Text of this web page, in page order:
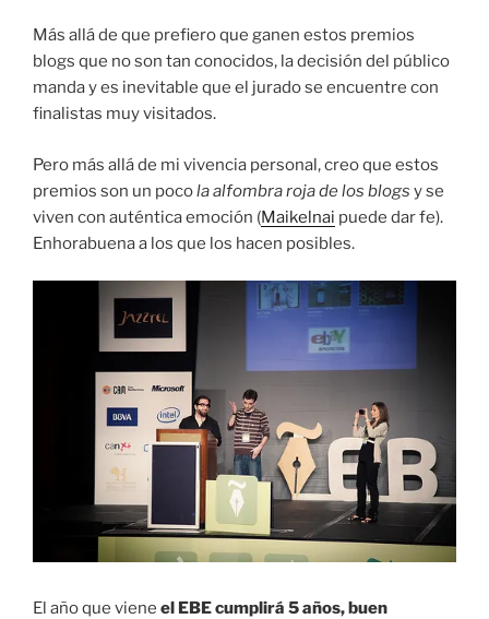
Más allá de que prefiero que ganen estos premios
blogs que no son tan conocidos, la decisión del público
manda y es inevitable que el jurado se encuentre con
finalistas muy visitados.
Pero más allá de mi vivencia personal, creo que estos
premios son un pocola alfombra roja de los blogs y se
viven con auténtica emoción (Maikelnai puede dar fe).
Enhorabuena a los que los hacen posibles.
El año que viene el EBE cumplirá 5 años, buen